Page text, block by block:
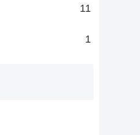
11
1